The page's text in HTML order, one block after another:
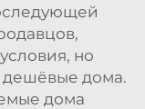
но
дешёвые дома.
дома